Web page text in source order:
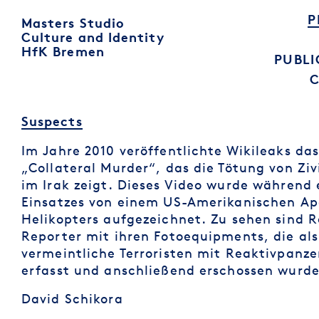
Masters Studio
Culture and Identity
HfK Bremen
Suspects
Im Jahre 2010 veröffentlichte Wikileaks
„Collateral Murder“, das die Tötung von
im Irak zeigt. Dieses Video wurde während
Einsatzes von einem US-Amerikanischen
Helikopters aufgezeichnet. Zu sehen sind
Reporter mit ihren Fotoequipments, die als
vermeintliche Terroristen mit
erfasst und anschließend erschossen
David Schikora